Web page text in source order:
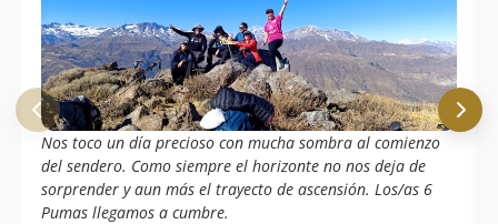
Nos toco un día precioso con mucha sombra al comienzo
del sendero. Como siempre el horizonte no nos deja de
sorprender y aun más el trayecto de ascensión. Los/as 6
Pumas llegamos a cumbre.